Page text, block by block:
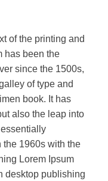
of the printing and
has been the
since the 1500s,
of type and
book. It has
also the leap into
the 1960s with the
Lorem Ipsum
desktop publishing